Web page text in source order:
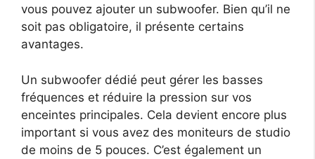
vous pouvez ajouter un subwoofer. Bien qu’il ne
soit pas obligatoire, il présente certains
avantages.
Un subwoofer dédié peut gérer les basses
fréquences et réduire la pression sur vos
enceintes principales. Cela devient encore plus
important si vous avez des moniteurs de studio
de moins de 5 pouces. C’est également un